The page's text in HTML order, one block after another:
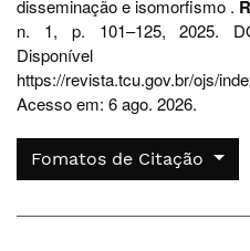
disseminação e isomorfismo .
n. 1, p. 101–125, 2025.
https://revista.tcu.gov.br/ojs/
Acesso em: 6 ago. 2026.
Fomatos de Citação